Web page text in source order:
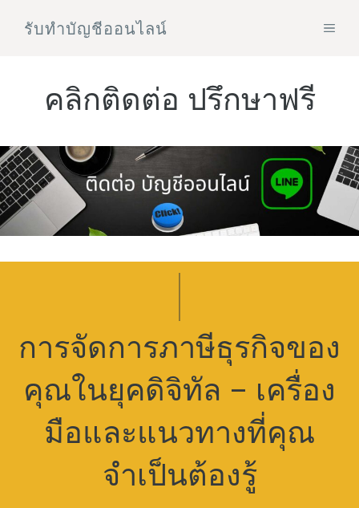
รับทําบัญชีออนไลน์
คลิกติดต่อ ปรึกษาฟรี
การจัดการภาษีธุรกิจของ
คุณในยุคดิจิทัล – เครื่อง
มือและแนวทางที่คุณ
จำเป็นต้องรู้